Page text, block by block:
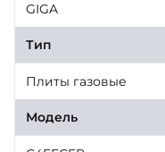
GIGA
Тип
Плиты газовые
Модель